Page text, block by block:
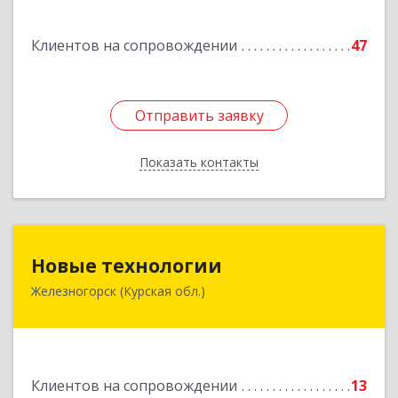
Клиентов на сопровождении 47
Отправить заявку
Показать контакты
Отправить заявку
Назад
Новые технологии
Железногорск (Курская обл.)
Клиентов на сопровождении 13
307170, Курская обл, Железногорский р-н,
Подробнее